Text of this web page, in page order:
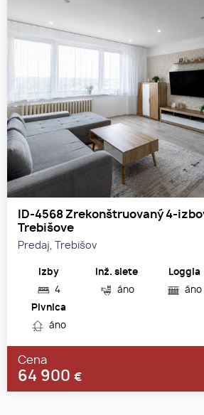
ID-4568 Zrekonštruovaný 4-
Trebišove
Predaj, Trebišov
Izby
4
Inž. siete
áno
Loggia
áno
Pivnica
áno
Cena
64 900 €